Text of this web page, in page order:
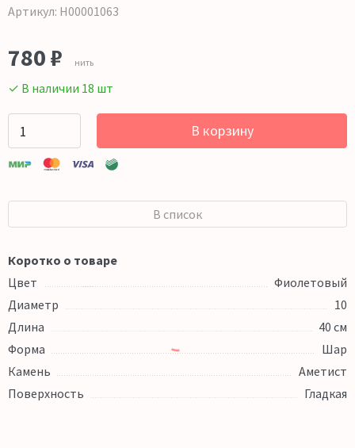
Артикул: Н00001063
780 ₽ нить
✓ В наличии 18 шт
В корзину
В список
Коротко о товаре
Цвет
Фиолетовый
Диаметр
10
Длина
40 см
Форма
Шар
Камень
Аметист
Поверхность
Гладкая